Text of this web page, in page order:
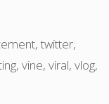
,twitter,
, vine, viral, vlog,